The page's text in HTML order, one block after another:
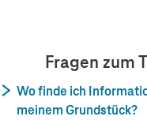
Fragen zum
Wo finde ich
meinem Grundstück?